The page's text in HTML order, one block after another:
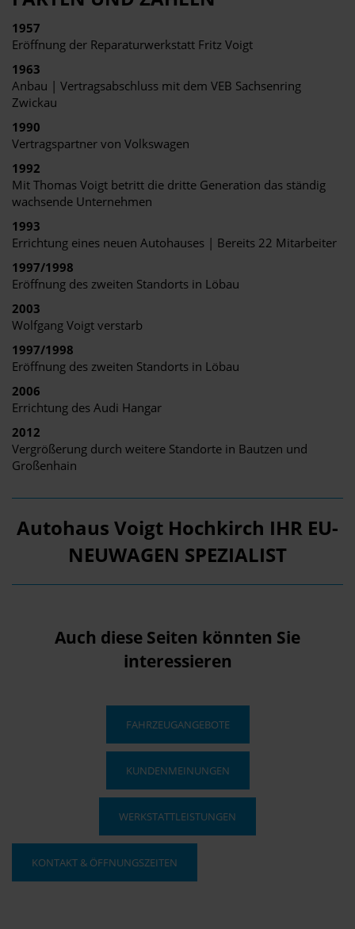
1957
Eröffnung der Reparaturwerkstatt Fritz Voigt
1963
Anbau | Vertragsabschluss mit dem VEB Sachsenring
Zwickau
1990
Vertragspartner von Volkswagen
1992
Mit Thomas Voigt betritt die dritte Generation das ständig
wachsende Unternehmen
1993
Errichtung eines neuen Autohauses | Bereits 22 Mitarbeiter
1997/1998
Eröffnung des zweiten Standorts in Löbau
2003
Wolfgang Voigt verstarb
1997/1998
Eröffnung des zweiten Standorts in Löbau
2006
Errichtung des Audi Hangar
2012
Vergrößerung durch weitere Standorte in Bautzen und
Großenhain
Autohaus Voigt Hochkirch IHR EU-
NEUWAGEN SPEZIALIST
Auch diese Seiten könnten Sie
interessieren
FAHRZEUGANGEBOTE
KUNDENMEINUNGEN
WERKSTATTLEISTUNGEN
KONTAKT & ÖFFNUNGSZEITEN